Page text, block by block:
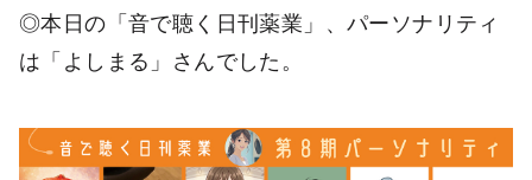
◎本日の「音で聴く日刊薬業」、パーソナリティ
は「よしまる」さんでした。